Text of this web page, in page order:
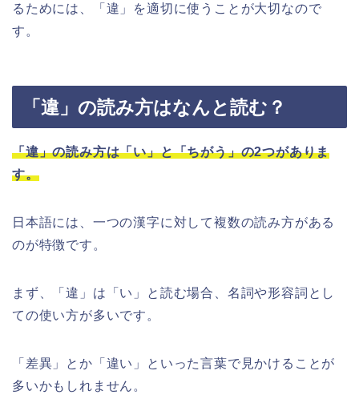
るためには、「違」を適切に使うことが大切なので
す。
「違」の読み方はなんと読む？
「違」の読み方は「い」と「ちがう」の2つがありま
す。
日本語には、一つの漢字に対して複数の読み方がある
のが特徴です。
まず、「違」は「い」と読む場合、名詞や形容詞とし
ての使い方が多いです。
「差異」とか「違い」といった言葉で見かけることが
多いかもしれません。